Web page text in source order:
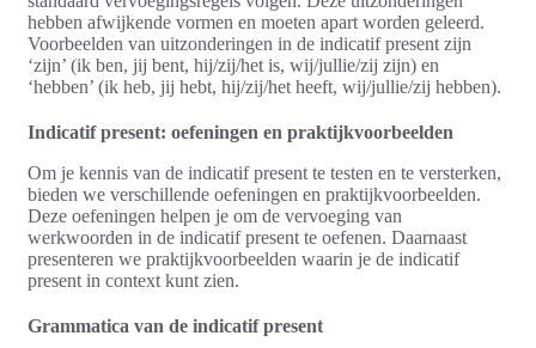
hebben afwijkende vormen en moeten apart worden geleerd.
Voorbeelden van uitzonderingen in de indicatif present zijn
‘zijn’ (ik ben, jij bent, hij/zij/het is, wij/jullie/zij zijn) en
‘hebben’ (ik heb, jij hebt, hij/zij/het heeft, wij/jullie/zij hebben).
Indicatif present: oefeningen en praktijkvoorbeelden
Om je kennis van de indicatif present te testen en te versterken,
bieden we verschillende oefeningen en praktijkvoorbeelden.
Deze oefeningen helpen je om de vervoeging van
werkwoorden in de indicatif present te oefenen. Daarnaast
presenteren we praktijkvoorbeelden waarin je de indicatif
present in context kunt zien.
Grammatica van de indicatif present